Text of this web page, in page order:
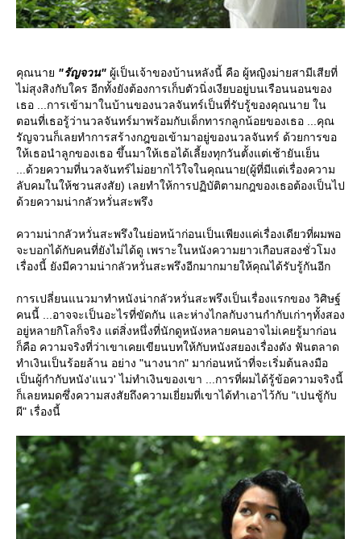
คุณนา "รัญจวน" ผู้เป็นเจ้าของบ้านหลังนี้ คือ ผู้หญิงม่ายสามีเสียที่
ไม่สุงสิงกับใคร อีกทั้งยังต้องการเก็บตัวนิ่งเงียบอยู่บนเรือนนอนของ
เธอ ...การเข้ามาในบ้านของนวลจันทร์เป็นที่รับรู้ของคุณนาย ใน
ตอนที่เธอรู้ว่านวลจันทร์มาพร้อมกับเด็กทารกลูกน้อยของเธอ ...คุณ
รัญจวนก็เลยทำการสร้างกฎขอเข้ามาอยู่ของนวลจันทร์ ด้วยการขอ
ห้เธอนำลูกของเธอ ขึ้นมาให้เธอได้เลี้ยงทุกวันตั้งแต่เช้ายันเย็น
...ด้วยความที่นวลจันทร์ไม่อยากไว้ใจในคุณนาย(ผู้ที่มีแต่เรื่องความ
ลับคมในให้ชวนสงสัย) เลยทำให้การปฏิบัติตามกฎของเธอต้องเป็นไป
ด้วยความน่ากลัวหวั่นสะพรึง
ความน่ากลัวหวั่นสะพรึงในย่อหน้าก่อนเป็นเพียงแค่เรื่องเดียวที่ผมพอ
จะบอกได้กับคนที่ยังไม่ได้ดู เพราะในหนังความยาวเกือบสองชั่วโมง
เรื่องนี้ ยังมีความน่ากลัวหวั่นสะพรึงอีกมากมายให้คุณได้รับรู้กันอีก
การเปลี่ยนแนวมาทำหนังน่ากลัวหวั่นสะพรึงเป็นเรื่องแรกของ วิศิษฐ์
คนนี้ ...อาจจะเป็นอะไรที่ขัดกัน และห่างไกลกับงานกำกับเก่าๆทั้งสอง
อยู่หลายกิโลก็จริง แต่สิ่งหนึ่งที่นักดูหนังหลายคนอาจไม่เคยรู้มาก่อน
ก็คือ ความจริงที่ว่าเขาเคยเขียนบทให้กับหนังสยองเรื่องดัง ฟันตลาด
ทำเงินเป็นร้อยล้าน อย่าง "นางนาก" มาก่อนหน้าที่จะเริ่มต้นลงมือ
เป็นผู้กำกับหนัง'แนว' ไม่ทำเงินของเขา ...การที่ผมได้รู้ข้อความจริงนี้
ก็เลยหมดซึ่งความสงสัยถึงความเยี่ยมที่เขาได้ทำเอาไว้กับ "เปนชู้กับ
ผี" เรื่องนี้